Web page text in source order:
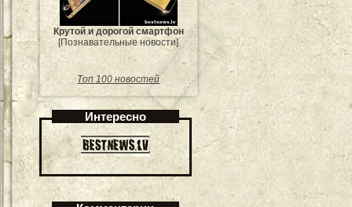
Крутой и дорогой смартфон
[Познавательные новости]
Топ 100 новостей
Интересно